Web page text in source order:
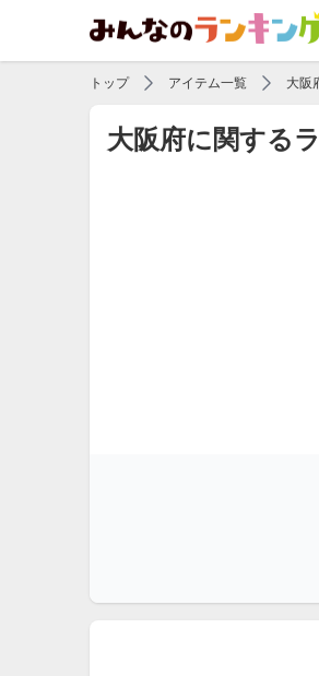
トップ アイテム一覧 大阪
大阪府に関する